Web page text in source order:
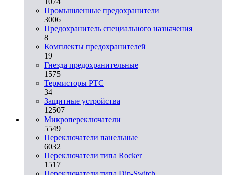
Промышленные предохранители
3006
Предохранитель специального назначения
8
Комплекты предохранителей
19
Гнезда предохранительные
1575
Термисторы PTC
34
Защитные устройства
12507
Микропереключатели
5549
Переключатели панельные
6032
Переключатели типа Rocker
1517